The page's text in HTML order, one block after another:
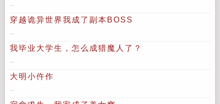
...
穿越诡异世界我成了副本BOSS
...
我毕业大学生，怎么成猎魔人了？
...
大明小仵作
...